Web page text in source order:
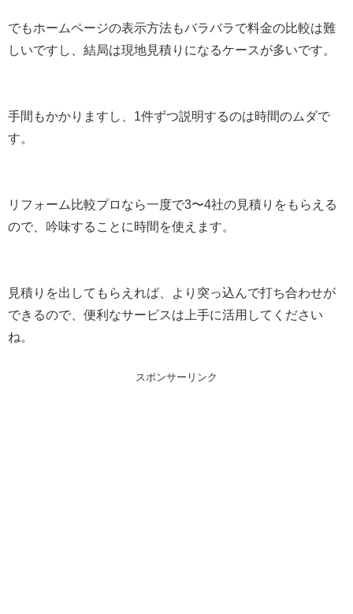
でもホームページの表示方法もバラバラで料金の比較は難
しいですし、結局は現地見積りになるケースが多いです。
手間もかかりますし、1件ずつ説明するのは時間のムダで
す。
リフォーム比較プロなら一度で3〜4社の見積りをもらえる
ので、吟味することに時間を使えます。
見積りを出してもらえれば、より突っ込んで打ち合わせが
できるので、便利なサービスは上手に活用してください
ね。
スポンサーリンク